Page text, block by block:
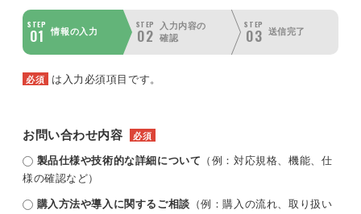
STEP
01 情報の入力
STEP
02
入力内容の
確認
STEP
03 送信完了
必須 は入力必須項目です。
お問い合わせ内容 必須
製品仕様や技術的な詳細について （例：対応規格、機能、仕
様の確認など）
購入方法や導入に関するご相談 （例：購入の流れ、取り扱い